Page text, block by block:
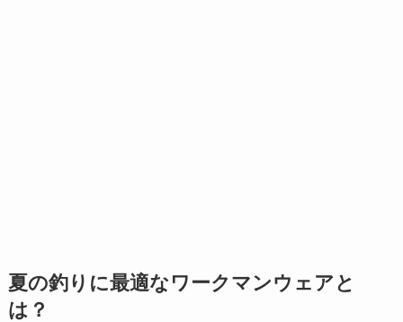
夏の釣りに最適なワークマンウェアと
は？